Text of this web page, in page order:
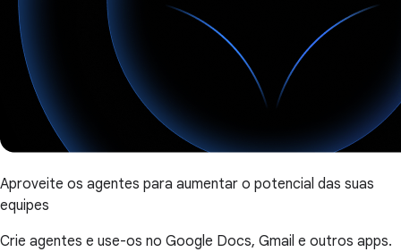
Aproveite os agentes para aumentar o potencial das suas
equipes
Crie agentes e use-os no Google Docs, Gmail e outros apps.